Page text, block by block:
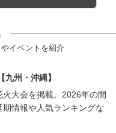
イベントを紹介
九州・沖縄】
火大会を掲載。2026年の開
情報や人気ランキングな